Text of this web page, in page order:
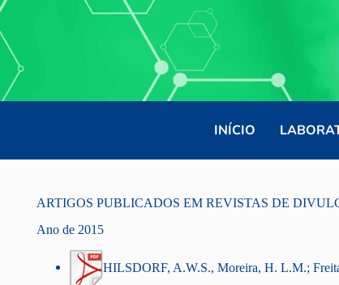
INÍCIO
ARTIGOS PUBLICADOS EM REVISTAS DE
Ano de 2015
HILSDORF, A.W.S., Moreira, H. L.M.;